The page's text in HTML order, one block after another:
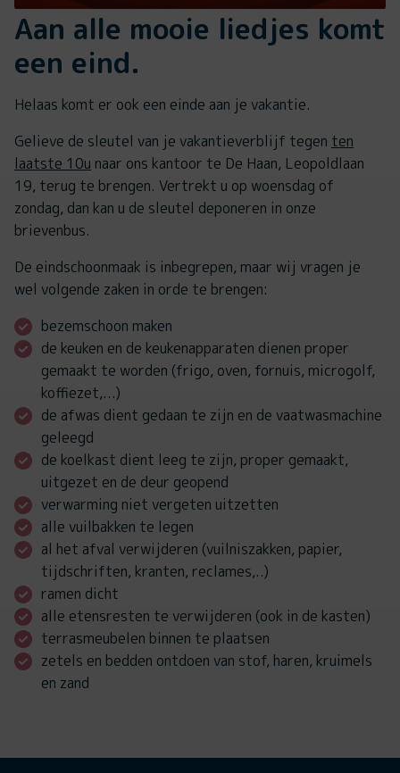
Aan alle mooie liedjes komt
een eind.
Helaas komt er ook een einde aan je vakantie.
Gelieve de sleutel van je vakantieverblijf tegen ten
laatste 10u naar ons kantoor te De Haan, Leopoldlaan
19, terug te brengen. Vertrekt u op woensdag of
zondag, dan kan u de sleutel deponeren in onze
brievenbus.
De eindschoonmaak is inbegrepen, maar wij vragen je
wel volgende zaken in orde te brengen:
bezemschoon maken
de keuken en de keukenapparaten dienen proper
gemaakt te worden (frigo, oven, fornuis, microgolf,
koffiezet,...)
de afwas dient gedaan te zijn en de vaatwasmachine
geleegd
de koelkast dient leeg te zijn, proper gemaakt,
uitgezet en de deur geopend
verwarming niet vergeten uitzetten
alle vuilbakken te legen
al het afval verwijderen (vuilniszakken, papier,
tijdschriften, kranten, reclames,..)
ramen dicht
alle etensresten te verwijderen (ook in de kasten)
terrasmeubelen binnen te plaatsen
zetels en bedden ontdoen van stof, haren, kruimels
en zand